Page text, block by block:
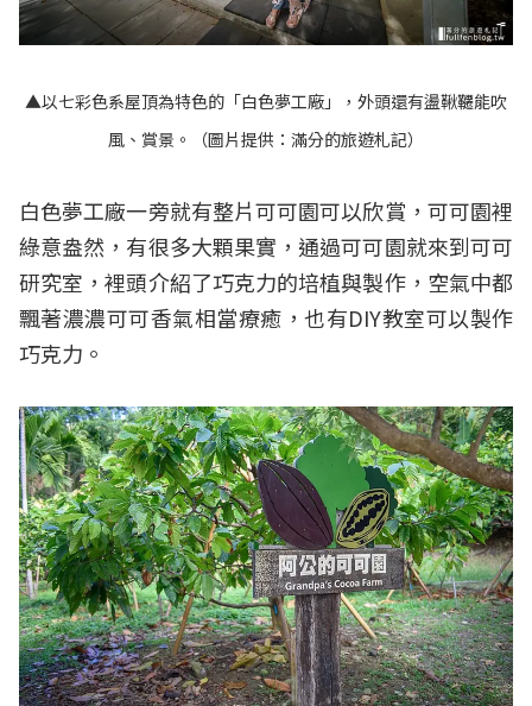
▲以七彩色系屋頂為特色的「白色夢工廠」， 外頭還有盪鞦韆能吹
風、賞景。（圖片提供：滿分的旅遊札記）
白色夢工廠一旁就有整片可可園可以欣賞，可可園裡
綠意盎然，有很多大顆果實，通過可可園就來到可可
研究室，裡頭介紹了巧克力的培植與製作，空氣中都
飄著濃濃可可香氣相當療癒，也有DIY教室可以製作
巧克力。